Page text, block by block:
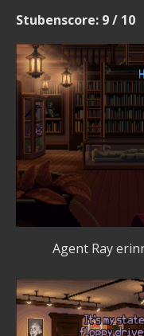
Stubenscore: 9 / 10
Agent Ray